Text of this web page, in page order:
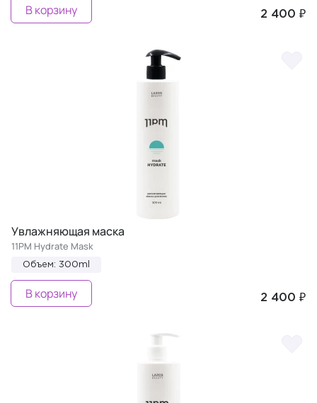
2 400 ₽
В корзину
Увлажняющая маска
11PM Hydrate Mask
Объем: 300ml
2 400 ₽
В корзину